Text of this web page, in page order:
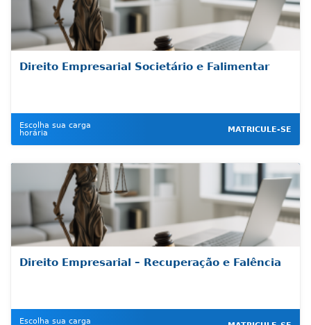
Direito Empresarial Societário e Falimentar
Escolha sua carga
horária
MATRICULE-SE
Direito Empresarial – Recuperação e Falência
Escolha sua carga